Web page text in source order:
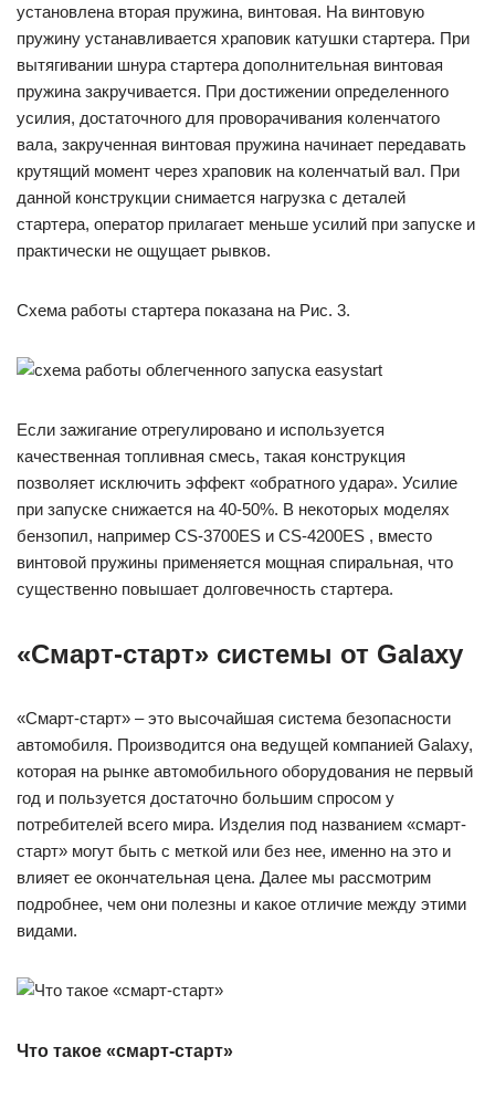
установлена вторая пружина, винтовая. На винтовую
пружину устанавливается храповик катушки стартера. При
вытягивании шнура стартера дополнительная винтовая
пружина закручивается. При достижении определенного
усилия, достаточного для проворачивания коленчатого
вала, закрученная винтовая пружина начинает передавать
крутящий момент через храповик на коленчатый вал. При
данной конструкции снимается нагрузка с деталей
стартера, оператор прилагает меньше усилий при запуске и
практически не ощущает рывков.
Схема работы стартера показана на Рис. 3.
Если зажигание отрегулировано и используется
качественная топливная смесь, такая конструкция
позволяет исключить эффект «обратного удара». Усилие
при запуске снижается на 40-50%. В некоторых моделях
бензопил, например CS-3700ES и CS-4200ES , вместо
винтовой пружины применяется мощная спиральная, что
существенно повышает долговечность стартера.
«Смарт-старт» системы от Galaxy
«Смарт-старт» – это высочайшая система безопасности
автомобиля. Производится она ведущей компанией Galaxy,
которая на рынке автомобильного оборудования не первый
год и пользуется достаточно большим спросом у
потребителей всего мира. Изделия под названием «смарт-
старт» могут быть с меткой или без нее, именно на это и
влияет ее окончательная цена. Далее мы рассмотрим
подробнее, чем они полезны и какое отличие между этими
видами.
Что такое «смарт-старт»